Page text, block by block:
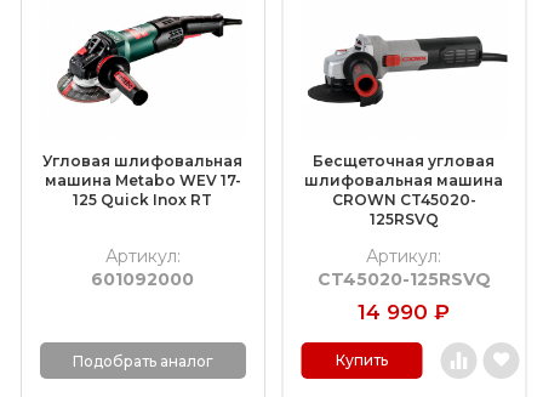
Обдирочные круги
Фибровые круги
Абразивные шлифовальные головки
Круги с креплением Roloc™
Шлифовальные абразивные ленты
Угловая шлифовальная
машина Metabo WEV 17-
125 Quick Inox RT
Артикул:
601092000
Подобрать аналог
Бесщеточная угловая
шлифовальная машина
CROWN CT45020-
125RSVQ
Артикул:
CT45020-125RSVQ
14 990 ₽
Купить